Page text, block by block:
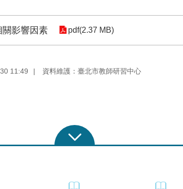
影響因素 pdf(2.37 MB)
11:49 資料維護：臺北市教師研習中心